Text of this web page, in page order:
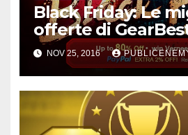
Black Friday: Le
offerte di
NOV 25, 2016